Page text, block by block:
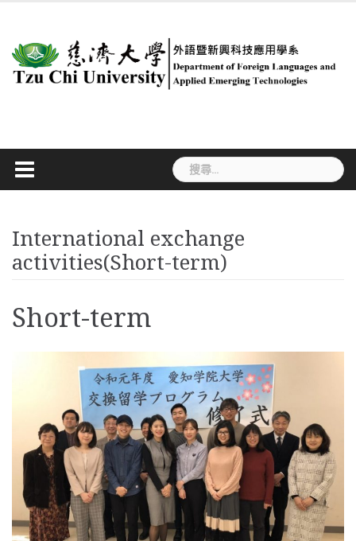
content
搜
尋
字:
International exchange
activities(Short-term)
Short-term